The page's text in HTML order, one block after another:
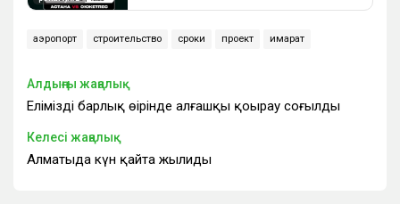
аэропорт строительство сроки проект ғимарат
Алдыңғы жаңалық
Еліміздің барлық өңірінде алғашқы қоңырау соғылды
Келесі жаңалық
Алматыда күн қайта жылиды